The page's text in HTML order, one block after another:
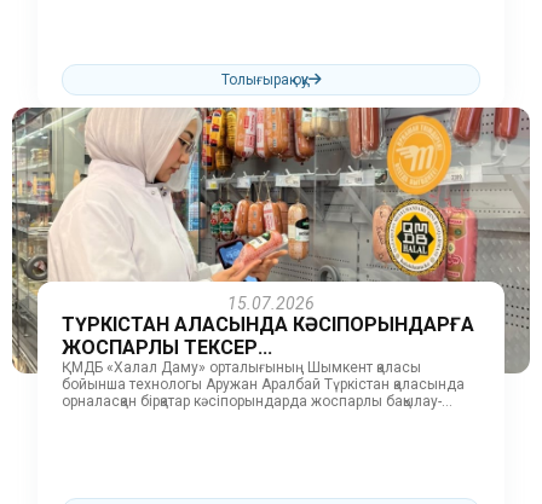
Толығырақ оқу
15.07.2026
ТҮРКІСТАН ҚАЛАСЫНДА КӘСІПОРЫНДАРҒА
ЖОСПАРЛЫ ТЕКСЕР...
ҚМДБ «Халал Даму» орталығының Шымкент қаласы
бойынша технологы Аружан Аралбай Түркістан қаласында
орналасқан бірқатар кәсіпорындарда жоспарлы бақылау-